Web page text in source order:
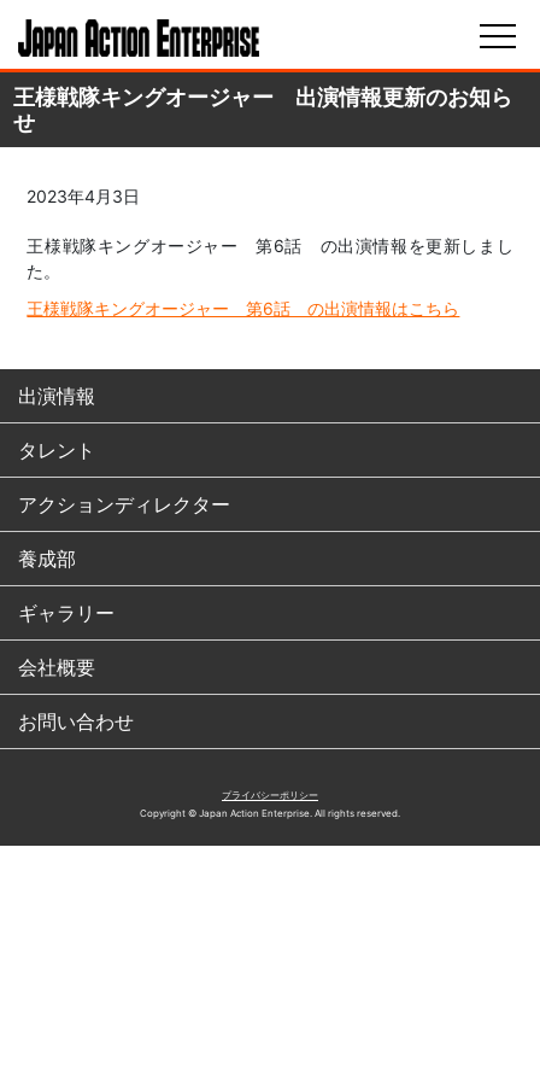
王様戦隊キングオージャー 出演情報更新のお知ら
せ
2023年4月3日
王様戦隊キングオージャー 第6話 の出演情報を更新しまし
た。
王様戦隊キングオージャー 第6話 の出演情報はこちら
出演情報
タレント
アクションディレクター
養成部
ギャラリー
会社概要
お問い合わせ
プライバシーポリシー
Copyright © Japan Action Enterprise. All rights reserved.